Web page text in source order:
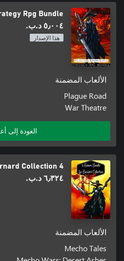
Rpg Bundle
٥٫٠٠٤ د.ب.‏
هذا الإصدار
الألعاب المضمنة
Plague Road
War Theatre
العودة إلى
4 Games Bundle: Luc Bernard Collection
٦٫٣٢٤ د.ب.‏
الألعاب المضمنة
Mecho Tales